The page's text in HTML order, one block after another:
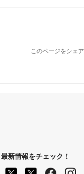
このページをシェア
最新情報をチェック！